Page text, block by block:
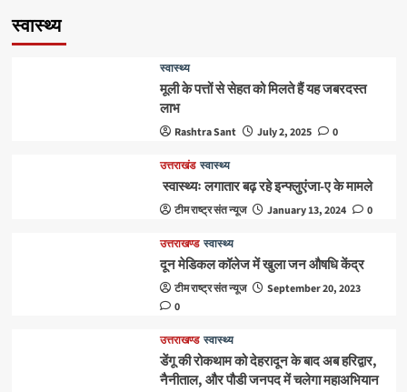
स्वास्थ्य
स्वास्थ्य
मूली के पत्तों से सेहत को मिलते हैं यह जबरदस्त
लाभ
Rashtra Sant July 2, 2025 0
उत्तराखंड स्वास्थ्य
स्वास्थ्यः लगातार बढ़ रहे इन्फ्लुएंजा-ए के मामले
टीम राष्ट्र संत न्यूज January 13, 2024 0
उत्तराखण्ड स्वास्थ्य
दून मेडिकल कॉलेज में खुला जन औषधि केंद्र
टीम राष्ट्र संत न्यूज
September 20, 2023
0
उत्तराखण्ड स्वास्थ्य
डेंगू की रोकथाम को देहरादून के बाद अब हरिद्वार,
नैनीताल, और पौडी जनपद में चलेगा महाअभियान